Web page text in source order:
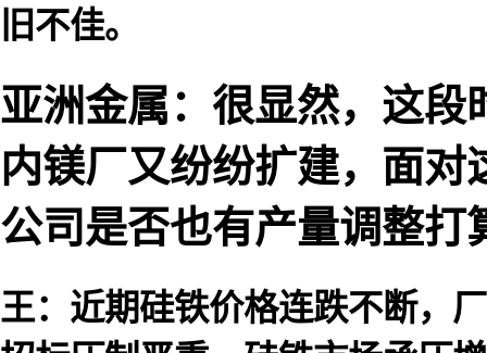
旧不佳。
亚洲金属：很显然，这段
内镁厂又纷纷扩建，面
公司是否也有产量调整打
王：近期硅铁价格连跌不断，